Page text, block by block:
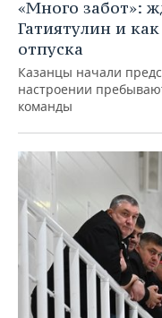
«Много забот»:
Гатиятулин и
отпуска
Казанцы начали
настроении
команды